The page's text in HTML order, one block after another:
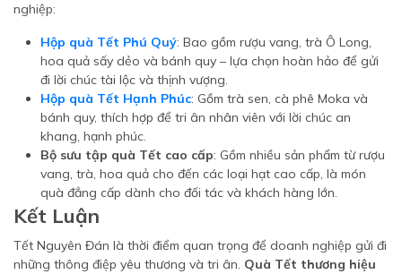
nghiệp:
Hộp quà Tết Phú Quý: Bao gồm rượu vang, trà Ô Long,
hoa quả sấy dẻo và bánh quy – lựa chọn hoàn hảo để gửi
đi lời chúc tài lộc và thịnh vượng.
Hộp quà Tết Hạnh Phúc: Gồm trà sen, cà phê Moka và
bánh quy, thích hợp để tri ân nhân viên với lời chúc an
khang, hạnh phúc.
Bộ sưu tập quà Tết cao cấp: Gồm nhiều sản phẩm từ rượu
vang, trà, hoa quả cho đến các loại hạt cao cấp, là món
quà đẳng cấp dành cho đối tác và khách hàng lớn.
Kết Luận
Tết Nguyên Đán là thời điểm quan trọng để doanh nghiệp gửi đi
những thông điệp yêu thương và tri ân. Quà Tết thương hiệu